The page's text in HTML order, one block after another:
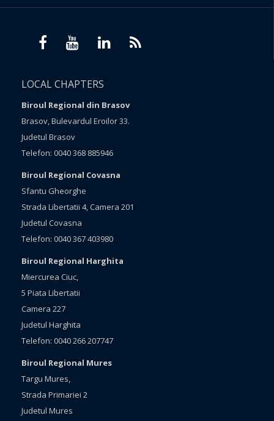
LOCAL CHAPTERS
Biroul Regional din Brasov
Brasov, Bulevardul Eroilor 33.
Judetul Brasov
Telefon: 0040 368 885946
Biroul Regional Covasna
Sfantu Gheorghe
Strada Libertatii 4, Camera 201
Judetul Covasna
Telefon: 0040 367 403980
Biroul Regional Harghita
Miercurea Ciuc,
5 Piata Libertatii
Camera 227
Judetul Harghita
Telefon: 0040 266 207747
Biroul Regional Mures
Targu Mures,
Strada Primariei 2
Judetul Mures